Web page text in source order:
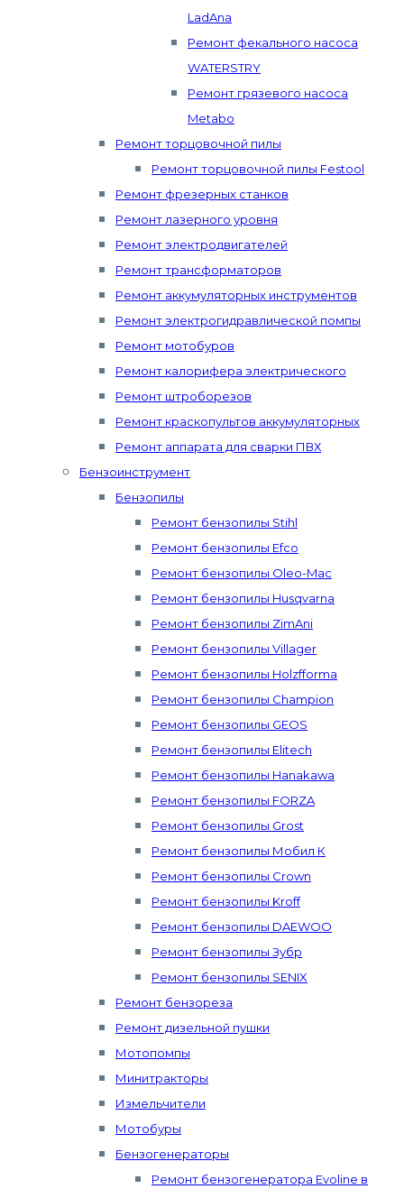
LadAna
Ремонт фекального насоса
WATERSTRY
Ремонт грязевого насоса
Metabo
Ремонт торцовочной пилы
Ремонт торцовочной пилы Festool
Ремонт фрезерных станков
Ремонт лазерного уровня
Ремонт электродвигателей
Ремонт трансформаторов
Ремонт аккумуляторных инструментов
Ремонт электрогидравлической помпы
Ремонт мотобуров
Ремонт калорифера электрического
Ремонт штроборезов
Ремонт краскопультов аккумуляторных
Ремонт аппарата для сварки ПВХ
Бензоинструмент
Бензопилы
Ремонт бензопилы Stihl
Ремонт бензопилы Efco
Ремонт бензопилы Oleo-Mac
Ремонт бензопилы Husqvarna
Ремонт бензопилы ZimAni
Ремонт бензопилы Villager
Ремонт бензопилы Holzfforma
Ремонт бензопилы Champion
Ремонт бензопилы GEOS
Ремонт бензопилы Elitech
Ремонт бензопилы Hanakawa
Ремонт бензопилы FORZA
Ремонт бензопилы Grost
Ремонт бензопилы Мобил К
Ремонт бензопилы Crown
Ремонт бензопилы Kroff
Ремонт бензопилы DAEWOO
Ремонт бензопилы Зубр
Ремонт бензопилы SENIX
Ремонт бензореза
Ремонт дизельной пушки
Мотопомпы
Минитракторы
Измельчители
Мотобуры
Бензогенераторы
Ремонт бензогенератора Evoline в